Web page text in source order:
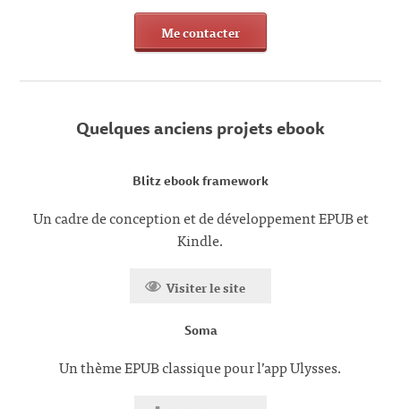
Me contacter
Quelques anciens projets ebook
Blitz ebook framework
Un cadre de conception et de développement EPUB et
Kindle.
Visiter le site
Soma
Un thème EPUB classique pour l’app Ulysses.